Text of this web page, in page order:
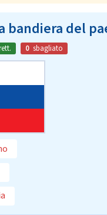
bandiera del
0 sbagliato